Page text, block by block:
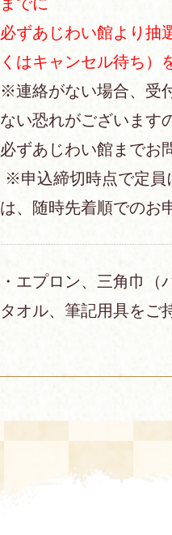
必ずあじわい館より抽
くはキャンセル待ち）
※連絡がない場合、受
ない恐れがございます
必ずあじわい館までお
※申込締切時点で定員
は、随時先着順でのお
・エプロン、三角巾（
タオル、筆記用具をご